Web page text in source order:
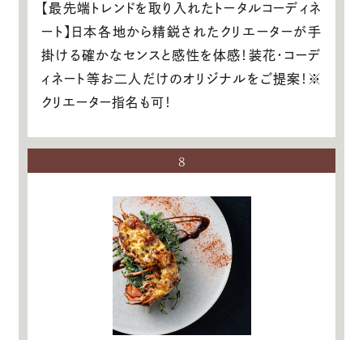
【最先端トレンドを取り入れたトータルコーディネ
ート】日本各地から精鋭されたクリエーターが手
掛ける確かなセンスと感性を体感！装花・コーデ
ィネート等お二人だけのオリジナルをご提案！※
クリエーター指名も可！
8